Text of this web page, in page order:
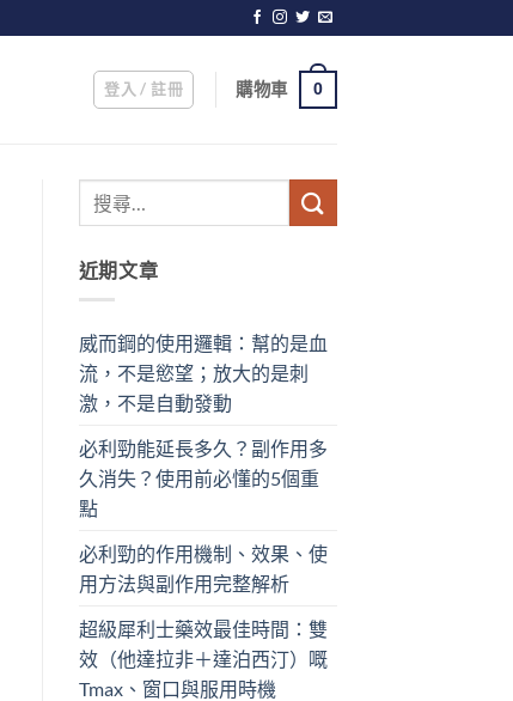
登入 / 註冊 購物車 0
近期文章
威而鋼的使用邏輯：幫的是血
流，不是慾望；放大的是刺
激，不是自動發動
必利勁能延長多久？副作用多
久消失？使用前必懂的5個重
點
必利勁的作用機制、效果、使
用方法與副作用完整解析
超級犀利士藥效最佳時間：雙
效（他達拉非＋達泊西汀）嘅
Tmax、窗口與服用時機